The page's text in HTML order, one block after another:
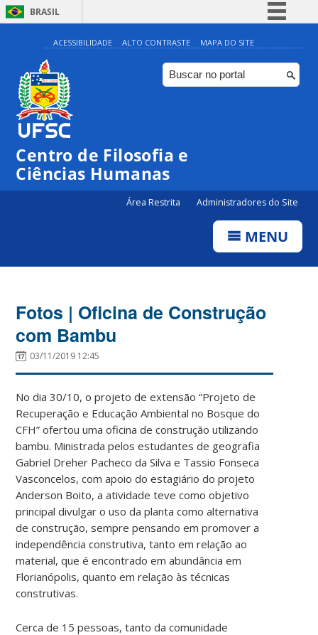
BRASIL
Simplifique!
Comunica BR
Participe
ACESSIBILIDADE ALTO CONTRASTE MAPA DO SITE
Centro de Filosofia e
Ciências Humanas
Área Restrita Administradores do Site
MENU
Fotos | Oficina de Construção
com Bambu
03/11/2019 12:45
No dia 30/10, o projeto de extensão “Projeto de
Recuperação e Educação Ambiental no Bosque do
CFH” ofertou uma oficina de construção utilizando
bambu. Ministrada pelos estudantes de geografia
Gabriel Dreher Pacheco da Silva e Tassio Fonseca
Vasconcelos, com apoio do estagiário do projeto
Anderson Boito, a atividade teve como objetivo
principal divulgar o uso da planta como alternativa
de construção, sempre pensando em promover a
independência construtiva, tanto em relação ao
material, que é encontrado em abundância em
Florianópolis, quanto em relação às técnicas
construtivas.
Cerca de 15 pessoas, tanto da comunidade